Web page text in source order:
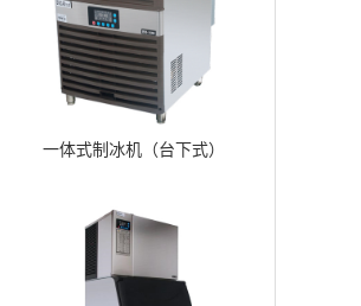
一体式制冰机（台下式）